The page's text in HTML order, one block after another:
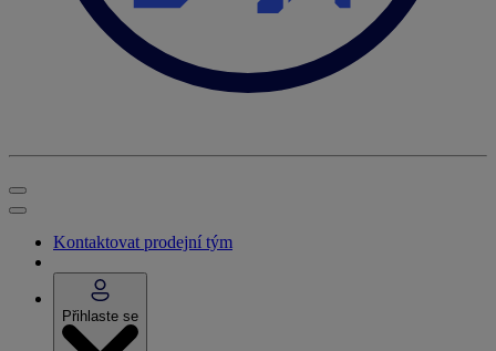
Kontaktovat prodejní tým
Přihlaste se